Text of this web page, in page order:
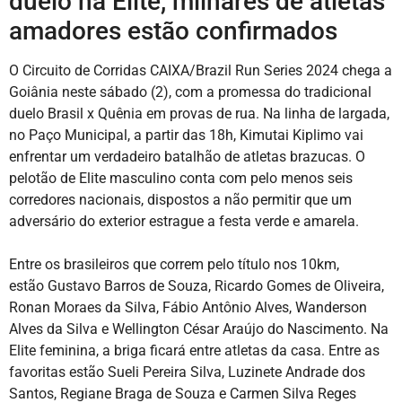
amadores estão confirmados
O Circuito de Corridas CAIXA/Brazil Run Series 2024 chega a
Goiânia neste sábado (2), com a promessa do tradicional
duelo Brasil x Quênia em provas de rua. Na linha de largada,
no Paço Municipal, a partir das 18h, Kimutai Kiplimo vai
enfrentar um verdadeiro batalhão de atletas brazucas. O
pelotão de Elite masculino conta com pelo menos seis
corredores nacionais, dispostos a não permitir que um
adversário do exterior estrague a festa verde e amarela.
Entre os brasileiros que correm pelo título nos 10km,
estão Gustavo Barros de Souza, Ricardo Gomes de Oliveira,
Ronan Moraes da Silva, Fábio Antônio Alves, Wanderson
Alves da Silva e Wellington César Araújo do Nascimento. Na
Elite feminina, a briga ficará entre atletas da casa. Entre as
favoritas estão Sueli Pereira Silva, Luzinete Andrade dos
Santos, Regiane Braga de Souza e Carmen Silva Reges